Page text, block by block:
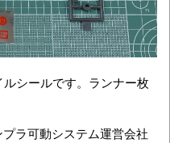
シールです。ランナー枚
ラ可動システム運営会社